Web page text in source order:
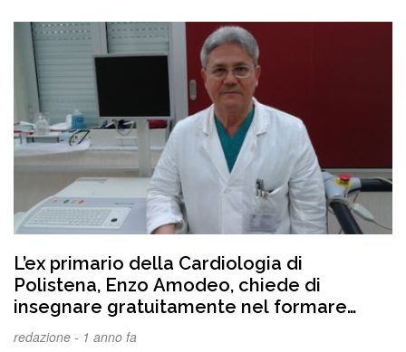
non siamo pro- Ndrangheta, pro-Hamas e
nemici degli ebrei”
L’ex primario della Cardiologia di
Polistena, Enzo Amodeo, chiede di
insegnare gratuitamente nel formare
cardiostimolatori per salvare vite umane,
redazione - 1 anno fa